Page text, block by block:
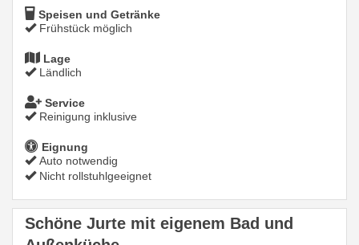
Speisen und Getränke
Frühstück möglich
Lage
Ländlich
Service
Reinigung inklusive
Eignung
Auto notwendig
Nicht rollstuhlgeeignet
Schöne Jurte mit eigenem Bad und